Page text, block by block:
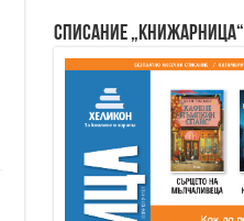
Списание „Книжарница“